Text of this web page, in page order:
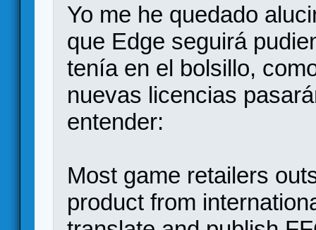
Yo me he quedado
que Edge seguirá
tenía en el bolsillo,
nuevas licencias
entender:
Most game retailers
product from